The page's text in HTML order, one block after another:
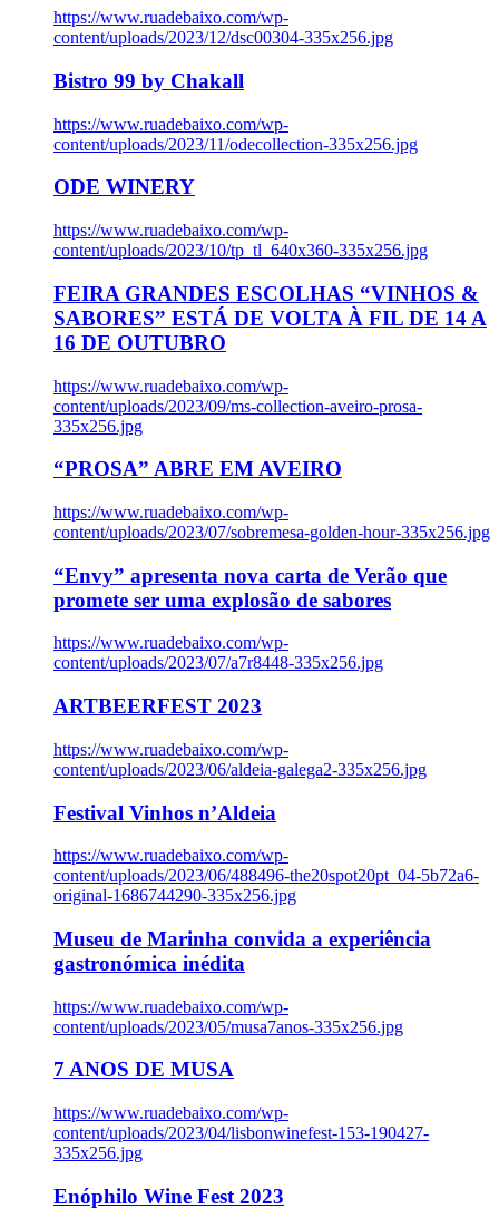
https://www.ruadebaixo.com/wp-
content/uploads/2023/12/dsc00304-335x256.jpg
Bistro 99 by Chakall
https://www.ruadebaixo.com/wp-
content/uploads/2023/11/odecollection-335x256.jpg
ODE WINERY
https://www.ruadebaixo.com/wp-
content/uploads/2023/10/tp_tl_640x360-335x256.jpg
FEIRA GRANDES ESCOLHAS “VINHOS &
SABORES” ESTÁ DE VOLTA À FIL DE 14 A
16 DE OUTUBRO
https://www.ruadebaixo.com/wp-
content/uploads/2023/09/ms-collection-aveiro-prosa-
335x256.jpg
“PROSA” ABRE EM AVEIRO
https://www.ruadebaixo.com/wp-
content/uploads/2023/07/sobremesa-golden-hour-335x256.jpg
“Envy” apresenta nova carta de Verão que
promete ser uma explosão de sabores
https://www.ruadebaixo.com/wp-
content/uploads/2023/07/a7r8448-335x256.jpg
ARTBEERFEST 2023
https://www.ruadebaixo.com/wp-
content/uploads/2023/06/aldeia-galega2-335x256.jpg
Festival Vinhos n’Aldeia
https://www.ruadebaixo.com/wp-
content/uploads/2023/06/488496-the20spot20pt_04-5b72a6-
original-1686744290-335x256.jpg
Museu de Marinha convida a experiência
gastronómica inédita
https://www.ruadebaixo.com/wp-
content/uploads/2023/05/musa7anos-335x256.jpg
7 ANOS DE MUSA
https://www.ruadebaixo.com/wp-
content/uploads/2023/04/lisbonwinefest-153-190427-
335x256.jpg
Enóphilo Wine Fest 2023